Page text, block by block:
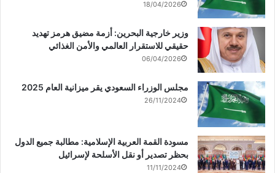
18/04/2026
وزير خارجية البحرين: أزمة مضيق هرمز تهديد
حقيقي للاستقرار العالمي والأمن الغذائي
06/04/2026
مجلس الوزراء السعودي يقر ميزانية العام 2025
26/11/2024
مسودة القمة العربية الإسلامية: مطالبة جميع الدول
بحظر تصدير أو نقل الأسلحة لإسرائيل
11/11/2024